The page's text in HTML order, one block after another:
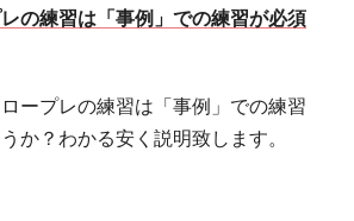
の練習は「事例」での練習が必須
ープレの練習は「事例」での練習
か？わかる安く説明致します。